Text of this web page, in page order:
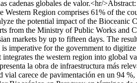
cadenas globales de valor.<hr/
Western Region comprises 61% of the
the potential impact of the Bioceanic
from the Ministry of Public Works and
markets by up to fifteen days. The
imperative for the government to
the western region into global
la obra de infraestructura más
vial carece de pavimentación en un 94